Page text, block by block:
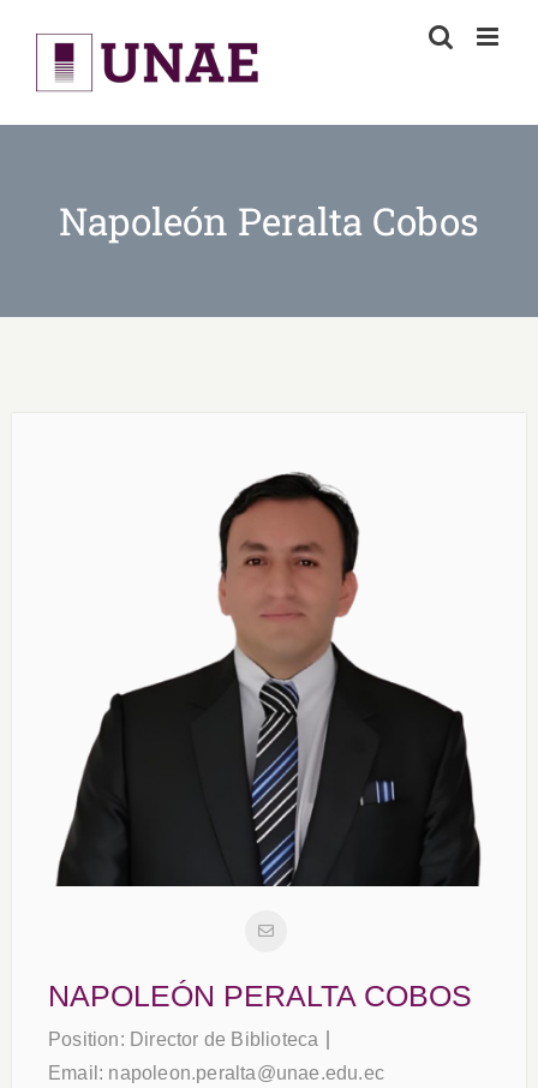
content
Napoleón Peralta Cobos
NAPOLEÓN PERALTA COBOS
Position: Director de Biblioteca
Email: napoleon.peralta@unae.edu.ec